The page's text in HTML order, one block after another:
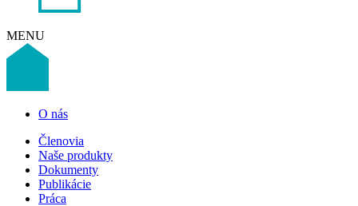
MENU
O nás
Členovia
Naše produkty
Dokumenty
Publikácie
Práca